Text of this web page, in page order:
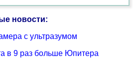
новости:
с ультразумом
в 9 раз больше Юпитера